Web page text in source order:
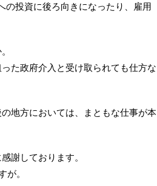
の投資に後ろ向きになったり、雇用
た政府介入と受け取られても仕方な
地方においては、まともな仕事が本
謝しております。
。